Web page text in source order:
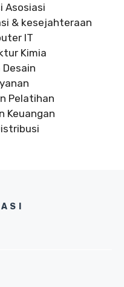
Asosiasi
& kesejahteraan
IT
Kimia
Desain
Pelatihan
Keuangan